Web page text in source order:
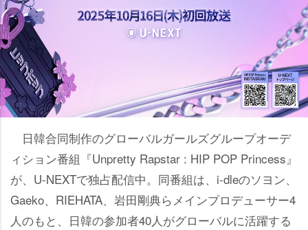
日韓合同制作のグローバルガールズグループオーデ
ィション番組『Unpretty Rapstar : HIP POP Princess』
が、U-NEXTで独占配信中。同番組は、i-dleのソヨン、
Gaeko、RIEHATA、岩田剛典らメインプロデューサー4
人のもと、日韓の参加者40人がグローバルに活躍する